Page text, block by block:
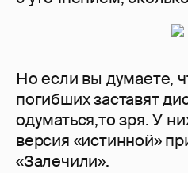
Но если вы думаете,
погибших заставят
одуматься,то зря. У
версия «истинной»
«Залечили».